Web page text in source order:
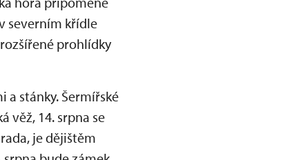
severním křídle
prohlídky
a stánky. Šermířské
věž, 14. srpna se
je dějištěm